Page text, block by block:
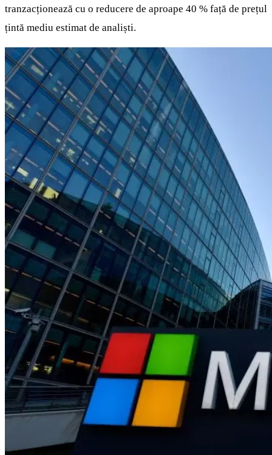
tranzacționează cu o reducere de aproape 40 % față de prețul
țintă mediu estimat de analiști.